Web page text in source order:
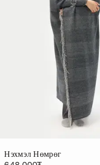
Нэхмэл Нөмрөг